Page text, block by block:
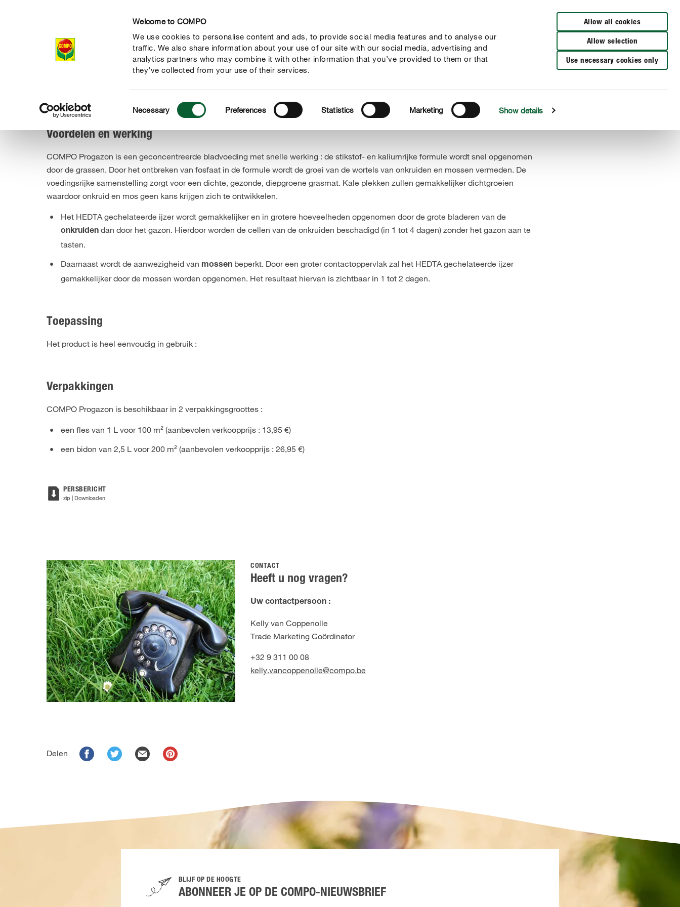
Welcome to COMPO
We use cookies to personalise content and ads, to provide social media features and to analyse our
traffic. We also share information about your use of our site with our social media, advertising and
analytics partners who may combine it with other information that you’ve provided to them or that
they’ve collected from your use of their services.
Selection
Necessary Preferences Statistics Marketing Show details
Allow all cookies
Allow selection
Use necessary cookies only
Verkooppunten
Producten Advies Thema's Tot je dienst Onderneming
COMPOOnderneming Persberichten De nieuwe manier van onkruidbehandeling in het gazon
Voordelen en werking
COMPO Progazon is een geconcentreerde bladvoeding met snelle werking : de stikstof- en kaliumrijke formule wordt snel opgenomen
door de grassen. Door het ontbreken van fosfaat in de formule wordt de groei van de wortels van onkruiden en mossen vermeden. De
voedingsrijke samenstelling zorgt voor een dichte, gezonde, diepgroene grasmat. Kale plekken zullen gemakkelijker dichtgroeien
waardoor onkruid en mos geen kans krijgen zich te ontwikkelen.
Het HEDTA gechelateerde ijzer wordt gemakkelijker en in grotere hoeveelheden opgenomen door de grote bladeren van de
onkruiden dan door het gazon. Hierdoor worden de cellen van de onkruiden beschadigd (in 1 tot 4 dagen) zonder het gazon aan te
tasten.
Daarnaast wordt de aanwezigheid van mossen beperkt. Door een groter contactoppervlak zal het HEDTA gechelateerde ijzer
gemakkelijker door de mossen worden opgenomen. Het resultaat hiervan is zichtbaar in 1 tot 2 dagen.
Toepassing
Het product is heel eenvoudig in gebruik :
Verpakkingen
COMPO Progazon is beschikbaar in 2 verpakkingsgroottes :
een fles van 1 L voor 100 m² (aanbevolen verkoopprijs : 13,95 €)
een bidon van 2,5 L voor 200 m² (aanbevolen verkoopprijs : 26,95 €)
PERSBERICHT
zip | Downloaden
CONTACT
Heeft u nog vragen?
Uw contactpersoon :
Kelly van Coppenolle
Trade Marketing Coördinator
+32 9 311 00 08
kelly.vancoppenolle@compo.be
Delen
BLIJF OP DE HOOGTE
ABONNEER JE OP DE COMPO-NIEUWSBRIEF